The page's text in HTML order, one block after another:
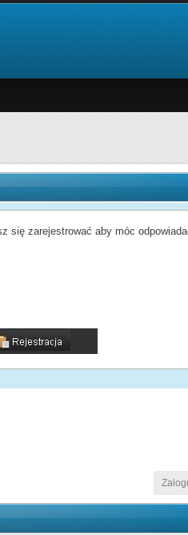
się zarejestrować aby móc